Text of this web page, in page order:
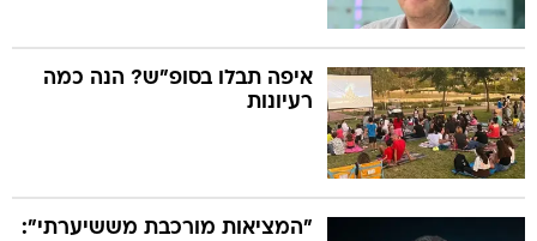
איפה תבלו בסופ"ש? הנה כמה
רעיונות
"המציאות מורכבת מששיערתי":